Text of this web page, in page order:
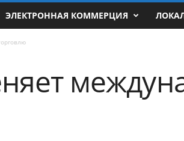
ЭЛЕКТРОННАЯ КОММЕРЦИЯ